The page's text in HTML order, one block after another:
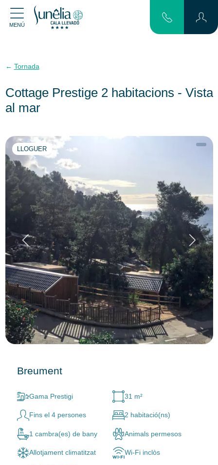
MENÚ
Tornada
Cottage Prestige 2 habitacions - Vista
al mar
LLOGUER
Breument
Gama Prestigi 31 m²
Fins el 4 persones 2 habitació(ns)
1 cambra(es) de bany Animals permesos
Allotjament climatitzat Wi-Fi inclòs